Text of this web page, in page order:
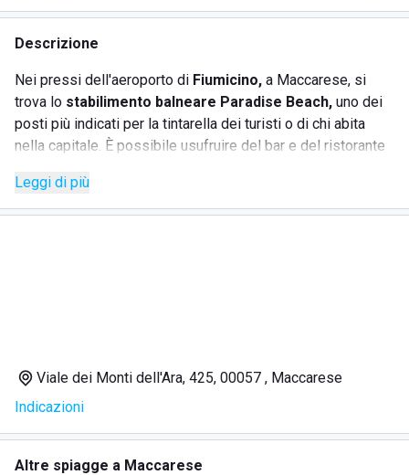
Descrizione
Nei pressi dell'aeroporto di Fiumicino, a Maccarese, si
trova lo stabilimento balneare Paradise Beach, uno dei
posti più indicati per la tintarella dei turisti o di chi abita
nella capitale. È possibile usufruire del bar e del ristorante
Leggi di più
Viale dei Monti dell'Ara, 425, 00057 , Maccarese
Indicazioni
Altre spiagge a Maccarese